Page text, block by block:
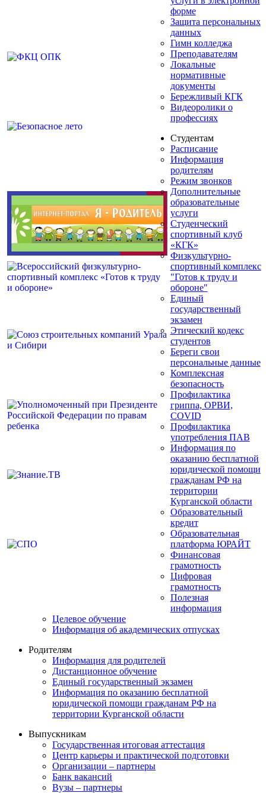
форме
Защита персональных
данных
Гимн колледжа
Преподавателям
Локальные
нормативные
документы
Бережливый КГК
Видеоролики о
профессиях
Студентам
Расписание
Информация
родителям
Режим звонков
Дополнительные
образовательные
услуги
Студенческий
спортивный клуб
«КГК»
Физкультурно-
спортивный комплекс
"Готов к труду и
обороне"
Единый
государственный
экзамен
Этический кодекс
студентов
Береги свои
персональные данные
Комплексная
безопасность
Профилактика
гриппа, ОРВИ,
COVID
Профилактика
употребления ПАВ
Информация по
оказанию бесплатной
юридической помощи
гражданам РФ на
территории
Курганской области
Образовательный
кредит
Образовательная
платформа ЮРАЙТ
Финансовая
грамотность
Цифровая
грамотность
Полезная
информация
Целевое обучение
Информация об академических отпусках
Родителям
Информация для родителей
Дистанционное обучение
Единый государственный экзамен
Информация по оказанию бесплатной
юридической помощи гражданам РФ на
территории Курганской области
Выпускникам
Государственная итоговая аттестация
Центр карьеры и практической подготовки
Организации – партнеры
Банк вакансий
Вузы – партнеры